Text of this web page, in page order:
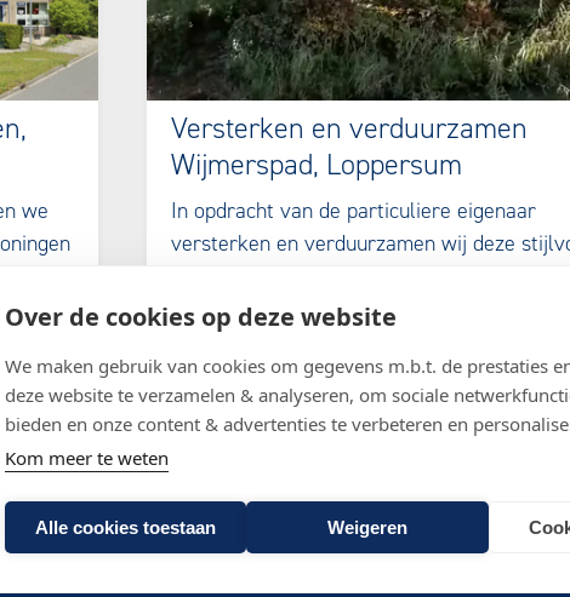
Over de cookies op deze website
We maken gebruik van cookies om gegevens m.b.t. de prestaties
deze website te verzamelen & analyseren, om sociale
bieden en onze content & advertenties te verbeteren en
Kom meer te weten
Alle cookies toestaan Weigeren
we
Versterken en verduurzamen
Wijmerspad, Loppersum
In opdracht van de particuliere eigenaar
versterken en verduurzamen wij deze
Wat we bedenken Wat we doen Wie we zijn Projecten